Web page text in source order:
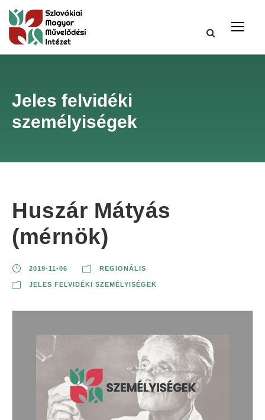
Jeles felvidéki
személyiségek
Huszár Mátyás
(mérnök)
2019-11-06 REGIONÁLIS
JELES FELVIDÉKI SZEMÉLYISÉGEK